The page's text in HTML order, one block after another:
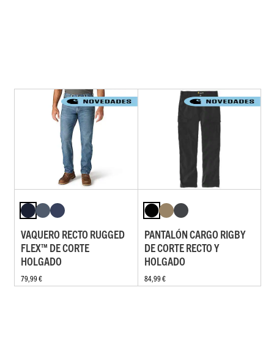
VAQUERO RECTO RUGGED
FLEX™ DE CORTE
HOLGADO
79,99 €
PANTALÓN CARGO RIGBY
DE CORTE RECTO Y
HOLGADO
84,99 €